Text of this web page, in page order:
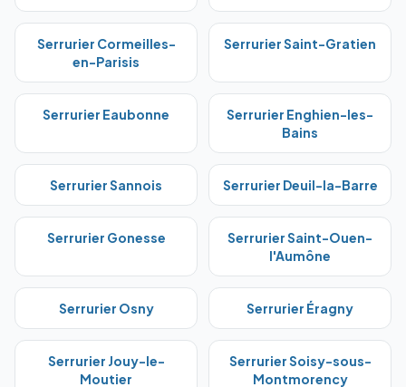
Serrurier Cormeilles-
en-Parisis
SerrurierSaint-Gratien
Serrurier Eaubonne Serrurier Enghien-les-
Bains
SerrurierSannois Serrurier Deuil-la-Barre
Serrurier Gonesse SerrurierSaint-Ouen-
l'Aumône
Serrurier Osny Serrurier Éragny
Serrurier Jouy-le-
Moutier
SerrurierSoisy-sous-
Montmorency